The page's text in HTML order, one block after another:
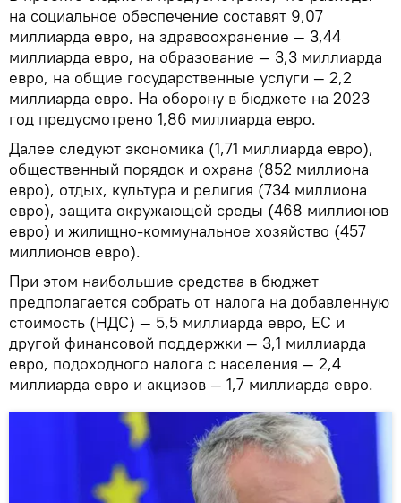
на социальное обеспечение составят 9,07
миллиарда евро, на здравоохранение — 3,44
миллиарда евро, на образование — 3,3 миллиарда
евро, на общие государственные услуги — 2,2
миллиарда евро. На оборону в бюджете на 2023
год предусмотрено 1,86 миллиарда евро.
Далее следуют экономика (1,71 миллиарда евро),
общественный порядок и охрана (852 миллиона
евро), отдых, культура и религия (734 миллиона
евро), защита окружающей среды (468 миллионов
евро) и жилищно-коммунальное хозяйство (457
миллионов евро).
При этом наибольшие средства в бюджет
предполагается собрать от налога на добавленную
стоимость (НДС) — 5,5 миллиарда евро, ЕС и
другой финансовой поддержки — 3,1 миллиарда
евро, подоходного налога с населения — 2,4
миллиарда евро и акцизов — 1,7 миллиарда евро.